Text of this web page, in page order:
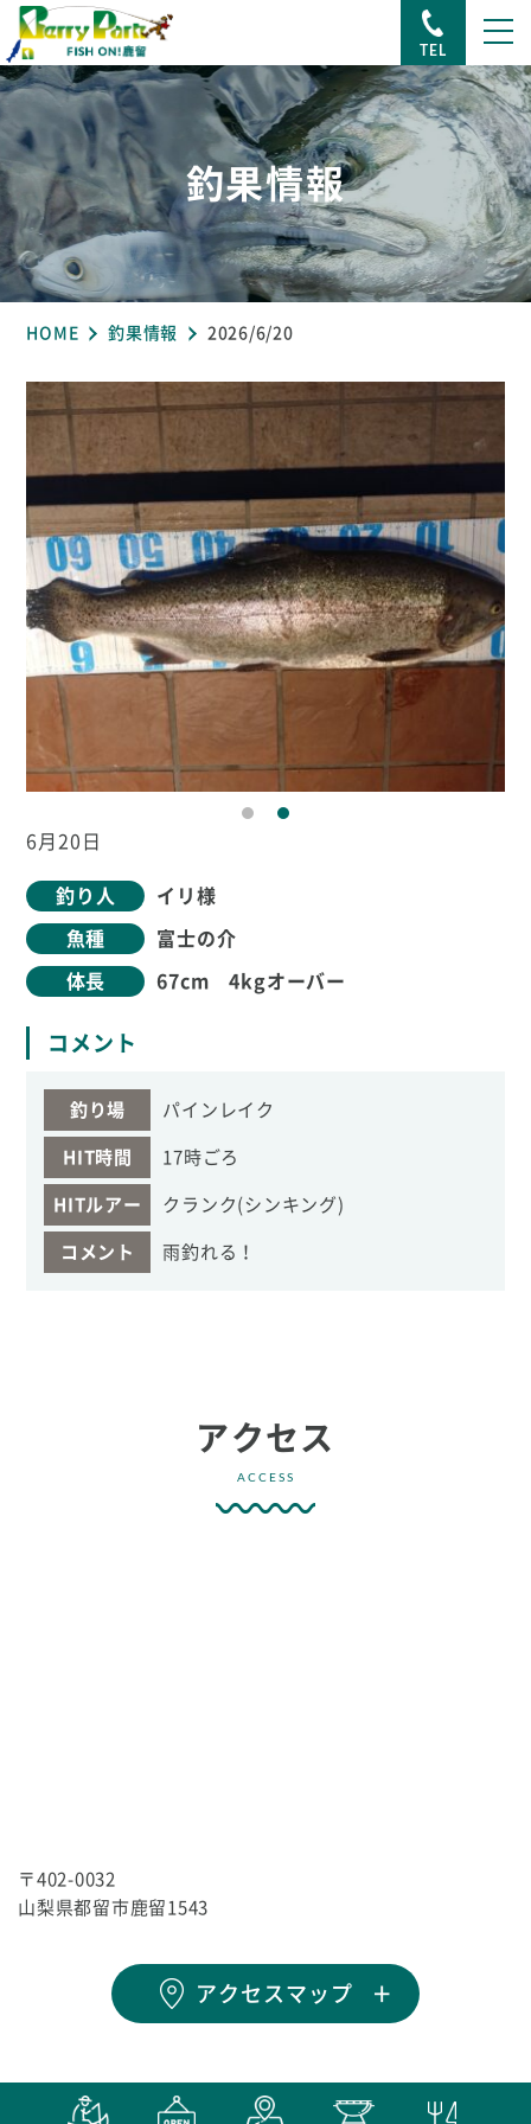
TEL
釣果情報
HOME 釣果情報 2026/6/20
6月20日
釣り人 イリ様
魚種 富士の介
体長 67cm 4kgオーバー
コメント
釣り場 パインレイク
HIT時間 17時ごろ
HITルアー クランク(シンキング)
コメント 雨釣れる！
アクセス
ACCESS
〒402-0032
山梨県都留市鹿留1543
アクセスマップ